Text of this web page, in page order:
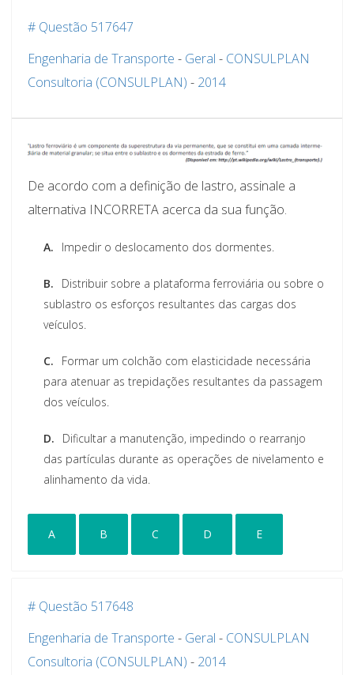
# Questão 517647
Engenharia de Transporte - Geral - CONSULPLAN
Consultoria (CONSULPLAN) - 2014
De acordo com a definição de lastro, assinale a
alternativa INCORRETA acerca da sua função.
A. Impedir o deslocamento dos dormentes.
B.
Distribuir sobre a plataforma ferroviária ou sobre o
sublastro os esforços resultantes das cargas dos
veículos.
C.
Formar um colchão com elasticidade necessária
para atenuar as trepidações resultantes da passagem
dos veículos.
D.
Dificultar a manutenção, impedindo o rearranjo
das partículas durante as operações de nivelamento e
alinhamento da vida.
A B C D E
# Questão 517648
Engenharia de Transporte - Geral - CONSULPLAN
Consultoria (CONSULPLAN) - 2014